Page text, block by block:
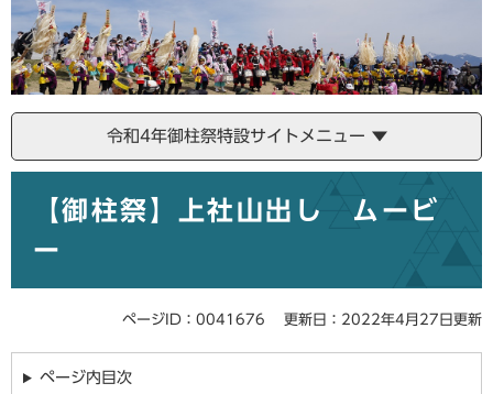
令和4年御柱祭特設サイトメニュー
【御柱祭】上社山出し ムービ
ー
ページID：0041676 更新日：2022年4月27日更新
ページ内目次